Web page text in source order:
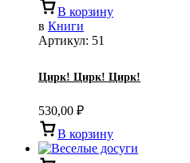
В корзину
в Книги
Артикул: 51
Цирк! Цирк! Цирк!
530,00 ₽
В корзину